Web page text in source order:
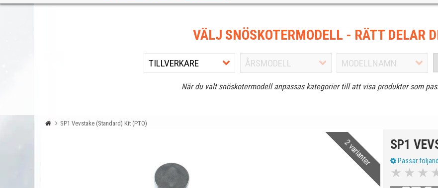
VÄLJ SNÖSKOTERMODELL - RÄTT DELAR
När du valt snöskotermodell anpassas kategorier till att visa produkter som
SP1 Vevstake (Standard) Kit (PTO)
2 varianter SP1
Passar
★ ★ ★